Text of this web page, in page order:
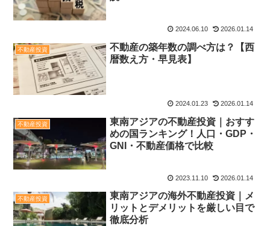
2024.06.10 2026.01.14
不動産投資
不動産の築年数の調べ方は？【西
暦数え方・早見表】
2024.01.23 2026.01.14
不動産投資
東南アジアの不動産投資｜おすす
めの国ランキング！人口・GDP・
GNI・不動産価格で比較
2023.11.10 2026.01.14
不動産投資
東南アジアの海外不動産投資｜メ
リットとデメリットを厳しい目で
徹底分析